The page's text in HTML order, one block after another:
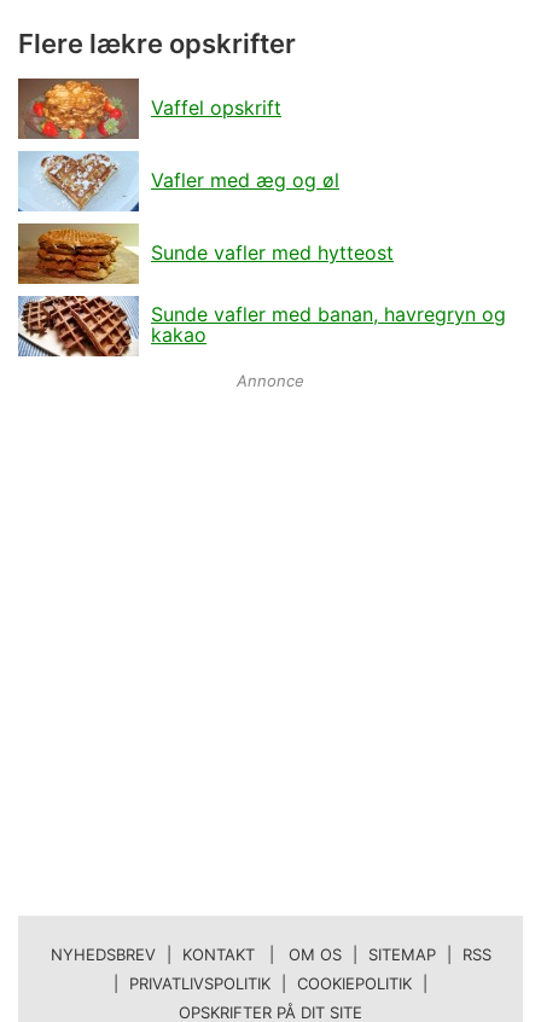
Flere lækre opskrifter
Vaffel opskrift
Vafler med æg og øl
Sunde vafler med hytteost
Sunde vafler med banan, havregryn og
kakao
Annonce
NYHEDSBREV KONTAKT | OM OS SITEMAP
RSS
PRIVATLIVSPOLITIK COOKIEPOLITIK
OPSKRIFTER PÅ DIT SITE